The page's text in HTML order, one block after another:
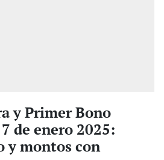
y Primer Bono
de enero 2025:
y montos con